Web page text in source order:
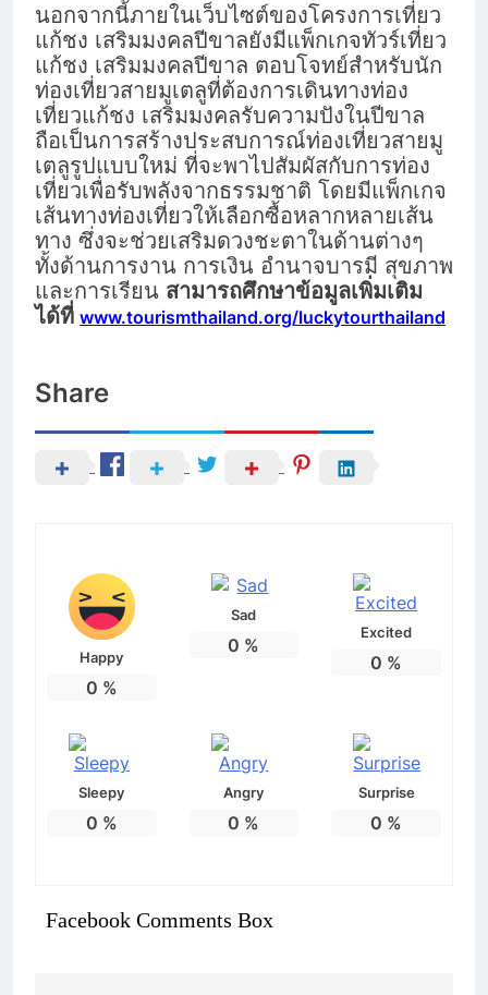
นอกจากนี้ภายในเว็บไซต์ของโครงการเที่ยว
แก้ชง เสริมมงคลปีขาลยังมีแพ็กเกจทัวร์เที่ยว
แก้ชง เสริมมงคลปีขาล ตอบโจทย์สำหรับนัก
ท่องเที่ยวสายมูเตลูที่ต้องการเดินทางท่อง
เที่ยวแก้ชง เสริมมงคลรับความปังในปีขาล
ถือเป็นการสร้างประสบการณ์ท่องเที่ยวสายมู
เตลูรูปแบบใหม่ ที่จะพาไปสัมผัสกับการท่อง
เที่ยวเพื่อรับพลังจากธรรมชาติ โดยมีแพ็กเกจ
เส้นทางท่องเที่ยวให้เลือกซื้อหลากหลายเส้น
ทาง ซึ่งจะช่วยเสริมดวงชะตาในด้านต่างๆ
ทั้งด้านการงาน การเงิน อำนาจบารมี สุขภาพ
และการเรียน สามารถศึกษาข้อมูลเพิ่มเติม
ได้ที่ www.tourismthailand.org/luckytourthailand
Share
Happy
0 %
Sad
0 %
Excited
0 %
Sleepy
0 %
Angry
0 %
Surprise
0 %
Facebook Comments Box